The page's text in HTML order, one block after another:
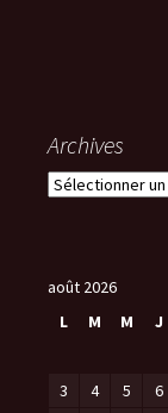
Archives
A
iaoût 2026
L
M M J
3
4 5 6